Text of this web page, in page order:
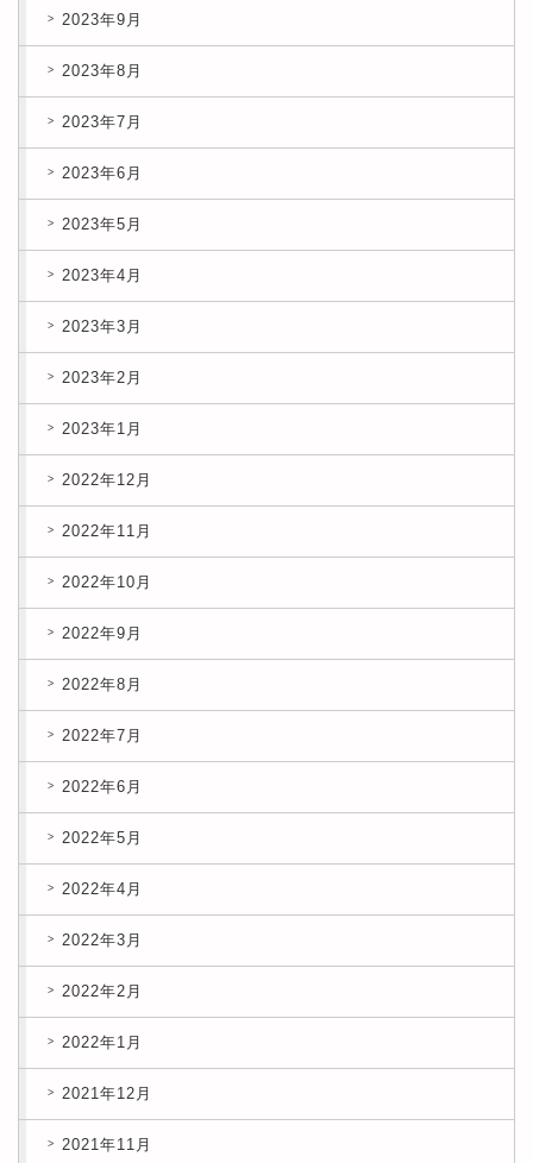
2023年9月
2023年8月
2023年7月
2023年6月
2023年5月
2023年4月
2023年3月
2023年2月
2023年1月
2022年12月
2022年11月
2022年10月
2022年9月
2022年8月
2022年7月
2022年6月
2022年5月
2022年4月
2022年3月
2022年2月
2022年1月
2021年12月
2021年11月